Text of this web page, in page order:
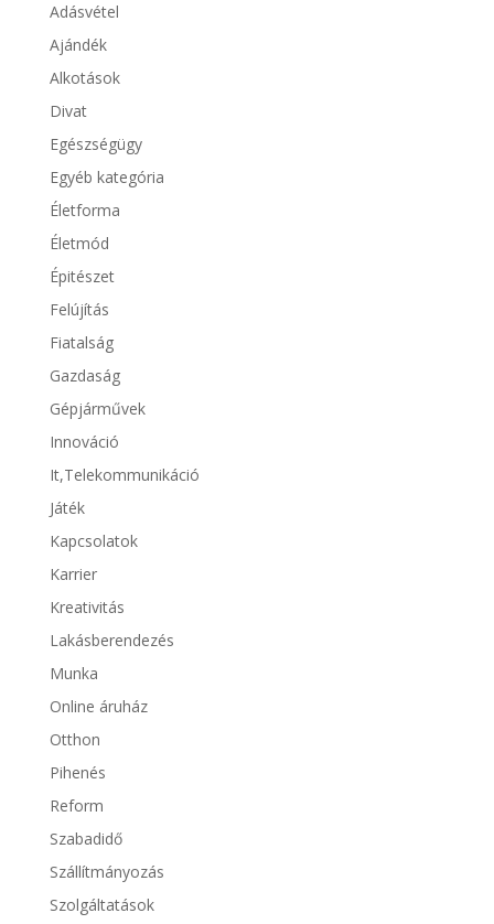
Adásvétel
Ajándék
Alkotások
Divat
Egészségügy
Egyéb kategória
Életforma
Életmód
Épitészet
Felújítás
Fiatalság
Gazdaság
Gépjárművek
Innováció
It,Telekommunikáció
Játék
Kapcsolatok
Karrier
Kreativitás
Lakásberendezés
Munka
Online áruház
Otthon
Pihenés
Reform
Szabadidő
Szállítmányozás
Szolgáltatások